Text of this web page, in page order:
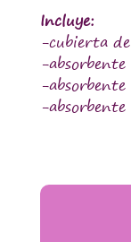
Incluye:
-cubierta
-
-
-